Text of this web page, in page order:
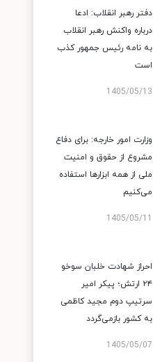
دفتر رهبر انقلاب: ادعا
درباره واکنش رهبر انقلاب
به نامه رئیس جمهور کذب
است
1405/05/13
وزارت امور خارجه: برای دفاع
مشروع از حقوق و امنیت
ملی از همه ابزارها استفاده
می‌کنیم
1405/05/11
احراز شهادت خلبان سوخو
۲۴ ارتش؛ پیکر امیر
سرتیپ دوم مجید کاظمی
به کشور بازمی‌گردد
1405/05/07